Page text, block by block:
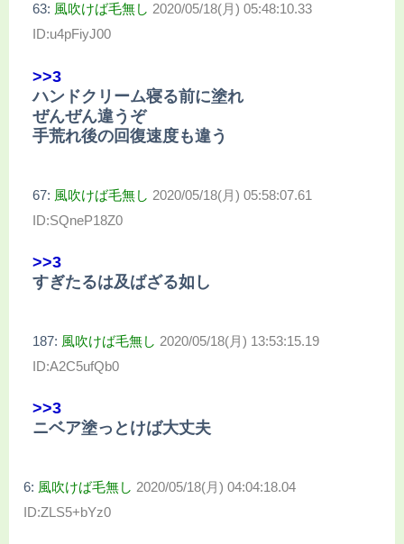
63: 風吹けば毛無し 2020/05/18(月) 05:48:10.33
ID:u4pFiyJ00
>>3
ハンドクリーム寝る前に塗れ
ぜんぜん違うぞ
手荒れ後の回復速度も違う
67: 風吹けば毛無し 2020/05/18(月) 05:58:07.61
ID:SQneP18Z0
>>3
すぎたるは及ばざる如し
187: 風吹けば毛無し 2020/05/18(月) 13:53:15.19
ID:A2C5ufQb0
>>3
ニベア塗っとけば大丈夫
6: 風吹けば毛無し 2020/05/18(月) 04:04:18.04
ID:ZLS5+bYz0